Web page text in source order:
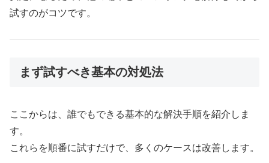
試すのがコツです。
まず試すべき基本の対処法
ここからは、誰でもできる基本的な解決手順を紹介しま
す。
これらを順番に試すだけで、多くのケースは改善します。